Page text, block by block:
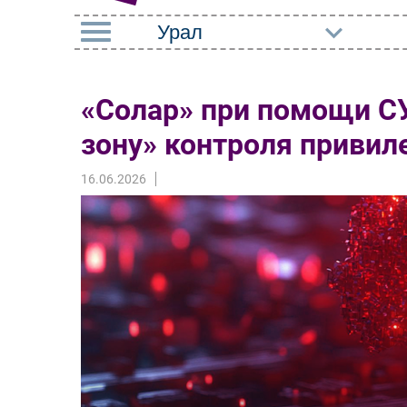
Импорто­замещение
Автоматизация
Промышленности
Интернет
Мобильная связь
Фиксированная связь
Интеграция
Рынок ПК
Торговые
ПО
Кадры
«Солар» при помощи
зону» контроля
16.06.2026